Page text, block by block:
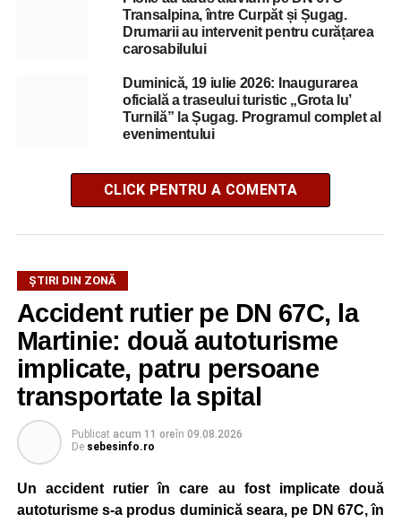
Transalpina, între Curpăt și Șugag.
Drumarii au intervenit pentru curățarea
carosabilului
Duminică, 19 iulie 2026: Inaugurarea
oficială a traseului turistic „Grota lu’
Turnilă” la Șugag. Programul complet al
evenimentului
CLICK PENTRU A COMENTA
ȘTIRI DIN ZONĂ
Accident rutier pe DN 67C, la
Martinie: două autoturisme
implicate, patru persoane
transportate la spital
Publicat acum 11 oreîn 09.08.2026
De sebesinfo.ro
Un accident rutier în care au fost implicate două
autoturisme s-a produs duminică seara, pe DN 67C, în